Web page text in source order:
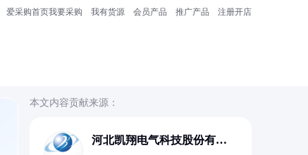
爱采购首页我要采购 我有货源 会员产品 推广产品 注册开店
本文内容贡献来源：
河北凯翔电气科技股份有限